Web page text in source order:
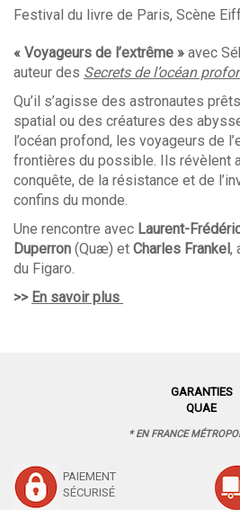
Festival du livre de Paris, Scène
« Voyageurs de l’extrême » avec
auteur des Secrets de l’océan
Qu’il s’agisse des astronautes
spatial ou des créatures des
l’océan profond, les voyageurs de
frontières du possible. Ils révèlent
conquête, de la résistance et de
confins du monde.
Une rencontre avec Laurent-
Duperron (Quæ) et Charles Frankel,
du Figaro.
>> En savoir plus
GARANTIES
QUAE
* EN FRANCE
PAIEMENT
SÉCURISÉ